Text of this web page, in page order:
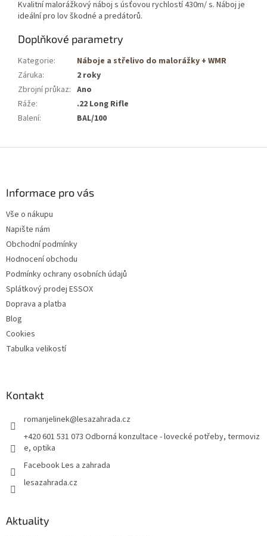
Kvalitní malorážkový náboj s úsťovou rychlostí 430m/ s. Náboj je
ideální pro lov škodné a predátorů.
Doplňkové parametry
Kategorie:
Náboje a střelivo do malorážky + WMR
Záruka:
2 roky
Zbrojní průkaz: Ano
Ráže:
.22 Long Rifle
Balení: BAL/100
Informace pro vás
Vše o nákupu
Napište nám
Obchodní podmínky
Hodnocení obchodu
Podmínky ochrany osobních údajů
Splátkový prodej ESSOX
Doprava a platba
Blog
Cookies
Tabulka velikostí
Kontakt
romanjelinek@lesazahrada.cz
+420 601 531 073 Odborná konzultace - lovecké potřeby, termoviz
e, optika
Facebook Les a zahrada
lesazahrada.cz
Aktuality